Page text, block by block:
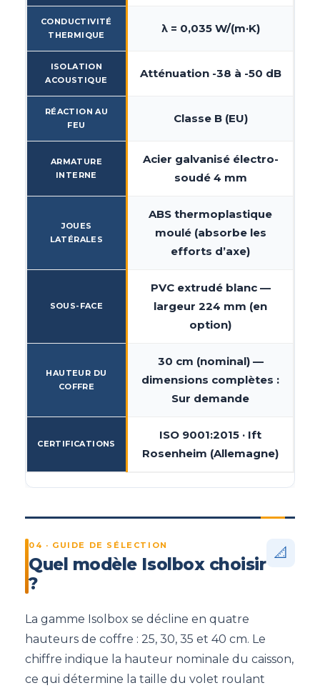
CONDUCTIVITÉ
THERMIQUE
λ = 0,035 W/(m·K)
ISOLATION
ACOUSTIQUE
Atténuation -38 à -50 dB
RÉACTION AU
FEU
Classe B (EU)
ARMATURE
INTERNE
Acier galvanisé électro-
soudé 4 mm
JOUES
LATÉRALES
ABS thermoplastique
moulé (absorbe les
efforts d’axe)
SOUS-FACE
PVC extrudé blanc —
largeur 224 mm (en
option)
HAUTEUR DU
COFFRE
30 cm (nominal) —
dimensions complètes :
Sur demande
CERTIFICATIONS
ISO 9001:2015 · Ift
Rosenheim (Allemagne)
04 · GUIDE DE SÉLECTION
Quel modèle Isolbox choisir
?
📐
La gamme Isolbox se décline en quatre
hauteurs de coffre : 25, 30, 35 et 40 cm. Le
chiffre indique la hauteur nominale du caisson,
ce qui détermine la taille du volet roulant